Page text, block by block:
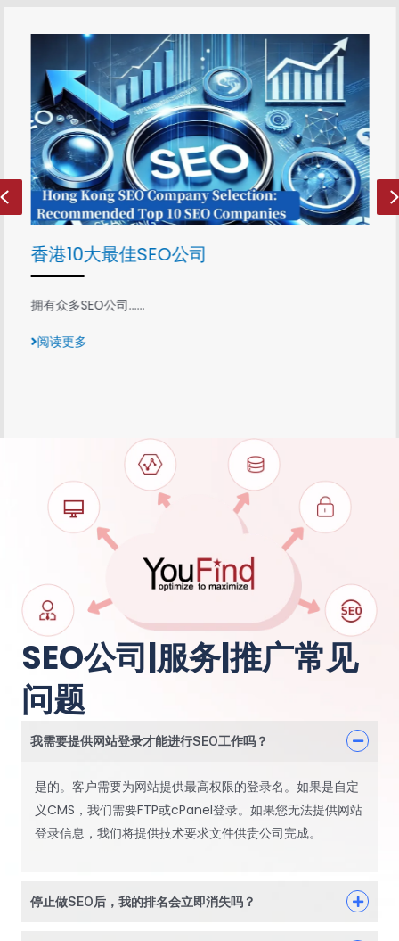
香港10大最佳SEO公司
拥有众多SEO公司......
阅读更多
Previous
SEO公司|服务|推广常见
问题
我需要提供网站登录才能进行SEO工作吗？
是的。客户需要为网站提供最高权限的登录名。如果是自定
义CMS，我们需要FTP或cPanel登录。如果您无法提供网站
登录信息，我们将提供技术要求文件供贵公司完成。
停止做SEO后，我的排名会立即消失吗？